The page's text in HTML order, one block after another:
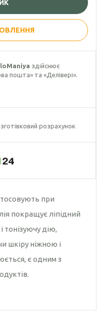
здійснює
пошта» та «Делівері».
розрахунок
при
покращує ліпідний
тонізуючу дію,
шкіру ніжною і
є одним з